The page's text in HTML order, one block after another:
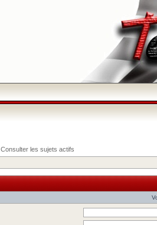
Consulter les sujets actifs